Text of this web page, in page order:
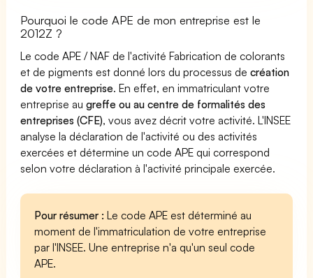
Pourquoi le code APE de mon entreprise est le
2012Z ?
Le code APE / NAF de l'activité Fabrication de colorants
et de pigments est donné lors du processus decréation
de votre entreprise. En effet, en immatriculant votre
entreprise augreffe ou au centre de formalités des
entreprises (CFE), vous avez décrit votre activité. L'INSEE
analyse la déclaration de l'activité ou des activités
exercées et détermine un code APE qui correspond
selon votre déclaration à l'activité principale exercée.
Pour résumer : Le code APE est déterminé au
moment de l'immatriculation de votre entreprise
par l'INSEE. Une entreprise n'a qu'un seul code
APE.